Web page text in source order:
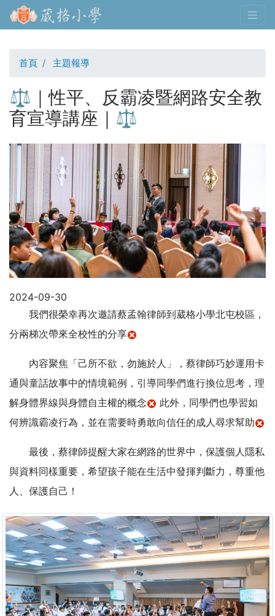
首頁 主題報導
⚖️｜性平、反霸凌暨網路安全教
育宣導講座｜⚖️
2024-09-30
我們很榮幸再次邀請蔡孟翰律師到葳格小學北屯校區，
分兩梯次帶來全校性的分享
內容聚焦「己所不欲，勿施於人」，蔡律師巧妙運用卡
通與童話故事中的情境範例，引導同學們進行換位思考，理
解身體界線與身體自主權的概念
此外，同學們也學習如
何辨識霸凌行為，並在需要時勇敢向信任的成人尋求幫助
最後，蔡律師提醒大家在網路的世界中，保護個人隱私
與資料同樣重要，希望孩子能在生活中發揮判斷力，尊重他
人、保護自己！